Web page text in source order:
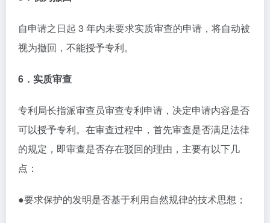
自申请之日起 3 年内未要求实质审查的申请，将自动被
视为撤回，不能授予专利。
6．实质审查
专利局长指派审查员审查专利申请，决定申请内容是否
可以授予专利。在审查过程中，首先审查是否满足法律
的规定，即审查是否存在驳回的理由，主要有以下几
点：
●要求保护的发明是否基于利用自然规律的技术思想；